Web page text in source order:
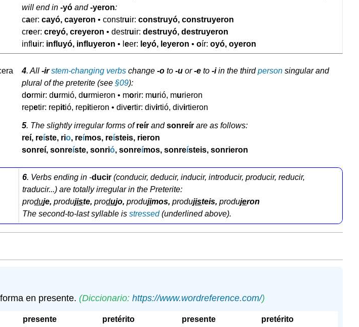
will end in-yó and-yeron:
caer:cayó, cayeron• construir:construyó, construyeron
creer:creyó, creyeron• destruir:destruyó, destruyeron
infl uir: influyó, influyeron• leer: leyó, leyeron• oír:oyó, oyeron
4. All-ir stem-changing verbs change-o to-u or-e to-iin the thirdperson singular and
plural of the preterite (see§09):
dormir: durmió, durmieron • morir: murió, murieron
repetir: repitió, repitieron • divertir: divirtió, divirtieron
5. The slightly irregular forms ofreír andsonreír are as follows:
reí, reíste, rio, reímos, reísteis, rieron
sonreí, sonreíste, sonrió, sonreímos, sonreísteis, sonrieron
6. Verbs ending in -ducir (conducir, deducir, inducir, introducir, producir, reducir,
traducir...) are totally irregular in the Preterite:
produje,produjiste,produjo,produjimos,produjisteis,produjeron
The second-to-last syllable isstressed(underlined above).
en presente. (Diccionario: https://www.wordreference.com/)
presente pretérito presente pretérito